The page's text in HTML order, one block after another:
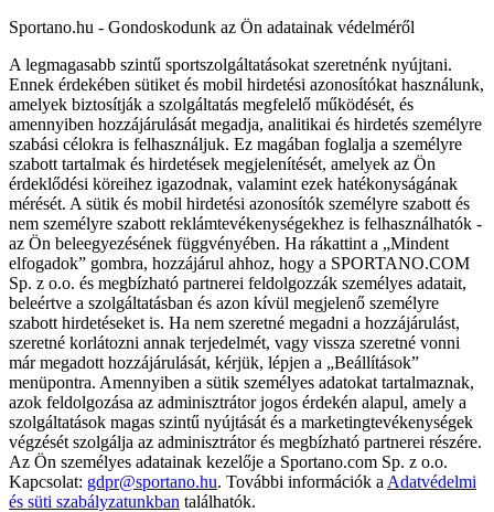
Sportano.hu - Gondoskodunk az Ön adatainak védelméről
A legmagasabb szintű sportszolgáltatásokat szeretnénk nyújtani.
Ennek érdekében sütiket és mobil hirdetési azonosítókat használunk,
amelyek biztosítják a szolgáltatás megfelelő működését, és
amennyiben hozzájárulását megadja, analitikai és hirdetés személyre
szabási célokra is felhasználjuk. Ez magában foglalja a személyre
szabott tartalmak és hirdetések megjelenítését, amelyek az Ön
érdeklődési köreihez igazodnak, valamint ezek hatékonyságának
mérését. A sütik és mobil hirdetési azonosítók személyre szabott és
nem személyre szabott reklámtevékenységekhez is felhasználhatók -
az Ön beleegyezésének függvényében. Ha rákattint a „Mindent
elfogadok” gombra, hozzájárul ahhoz, hogy a SPORTANO.COM
Sp. z o.o. és megbízható partnerei feldolgozzák személyes adatait,
beleértve a szolgáltatásban és azon kívül megjelenő személyre
szabott hirdetéseket is. Ha nem szeretné megadni a hozzájárulást,
szeretné korlátozni annak terjedelmét, vagy vissza szeretné vonni
már megadott hozzájárulását, kérjük, lépjen a „Beállítások”
menüpontra. Amennyiben a sütik személyes adatokat tartalmaznak,
azok feldolgozása az adminisztrátor jogos érdekén alapul, amely a
szolgáltatások magas szintű nyújtását és a marketingtevékenységek
végzését szolgálja az adminisztrátor és megbízható partnerei részére.
Az Ön személyes adatainak kezelője a Sportano.com Sp. z o.o.
Kapcsolat: gdpr@sportano.hu. További információk a Adatvédelmi
és süti szabályzatunkban találhatók.